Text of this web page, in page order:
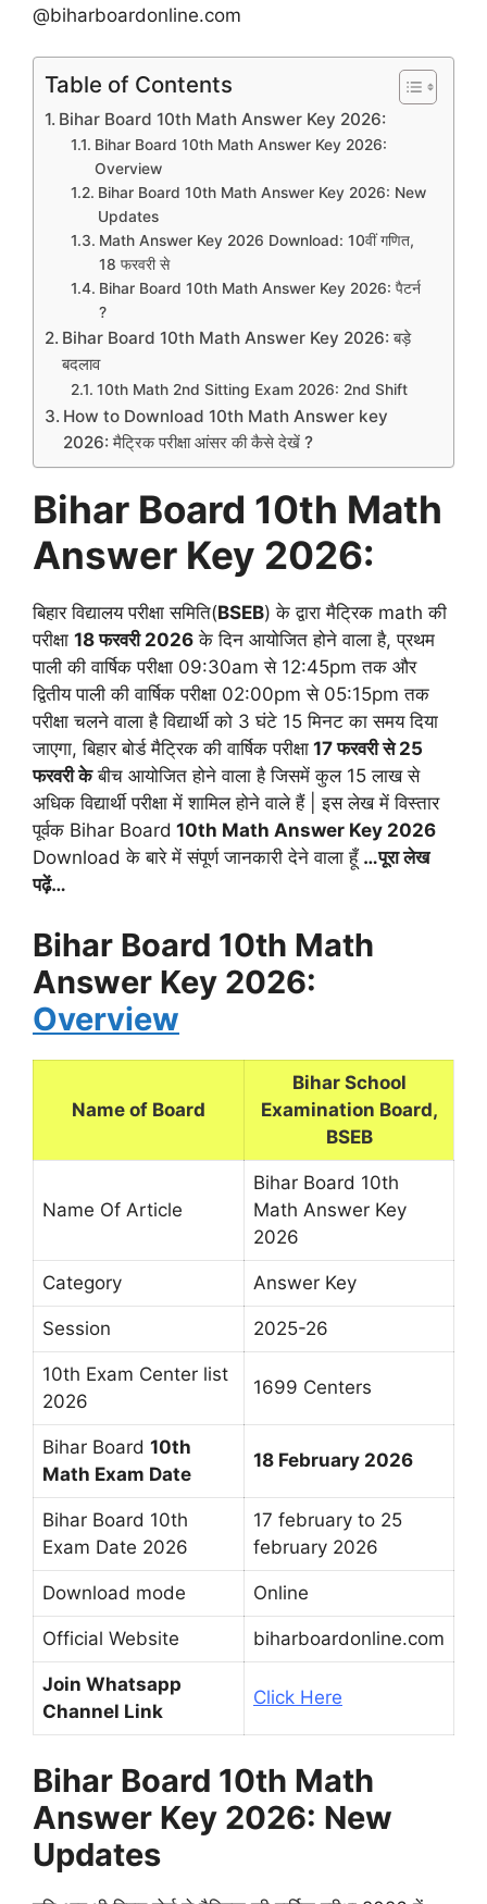
@biharboardonline.com
Table of Contents
Bihar Board 10th Math Answer Key 2026:
Bihar Board 10th Math Answer Key 2026:
Overview
Bihar Board 10th Math Answer Key 2026: New
Updates
Math Answer Key 2026 Download: 10वीं गणित,
18 फरवरी से
Bihar Board 10th Math Answer Key 2026: पैटर्न
?
Bihar Board 10th Math Answer Key 2026: बड़े
बदलाव
10th Math 2nd Sitting Exam 2026: 2nd Shift
How to Download 10th Math Answer key
2026: मैट्रिक परीक्षा आंसर की कैसे देखें ?
Bihar Board 10th Math
Answer Key 2026:
बिहार विद्यालय परीक्षा समिति(BSEB) के द्वारा मैट्रिक math की
परीक्षा 18 फरवरी 2026 के दिन आयोजित होने वाला है, प्रथम
पाली की वार्षिक परीक्षा 09:30am से 12:45pm तक और
द्वितीय पाली की वार्षिक परीक्षा 02:00pm से 05:15pm तक
परीक्षा चलने वाला है विद्यार्थी को 3 घंटे 15 मिनट का समय दिया
जाएगा, बिहार बोर्ड मैट्रिक की वार्षिक परीक्षा 17 फरवरी से 25
फरवरी केबीच आयोजित होने वाला है जिसमें कुल 15 लाख से
अधिक विद्यार्थी परीक्षा में शामिल होने वाले हैं | इस लेख में विस्तार
पूर्वक Bihar Board 10th Math Answer Key 2026
Download के बारे में संपूर्ण जानकारी देने वाला हूँ …पूरा लेख
पढ़ें…
Bihar Board 10th Math
Answer Key 2026:
Overview
Name of Board
Bihar School
Examination Board,
BSEB
Name Of Article
Bihar Board 10th
Math Answer Key
2026
Category Answer Key
Session 2025-26
10th Exam Center list
2026
1699 Centers
Bihar Board 10th
Math Exam Date
18 February 2026
Bihar Board 10th
Exam Date 2026
17 february to 25
february 2026
Download mode Online
Official Website biharboardonline.com
Join Whatsapp
Channel Link
Click Here
Bihar Board 10th Math
Answer Key 2026: New
Updates